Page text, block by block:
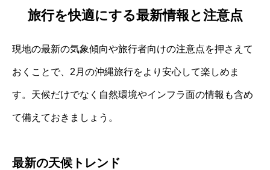
旅行を快適にする最新情報と注意点
現地の最新の気象傾向や旅行者向けの注意点を押さえて
おくことで、2月の沖縄旅行をより安心して楽しめま
す。天候だけでなく自然環境やインフラ面の情報も含め
て備えておきましょう。
最新の天候トレンド